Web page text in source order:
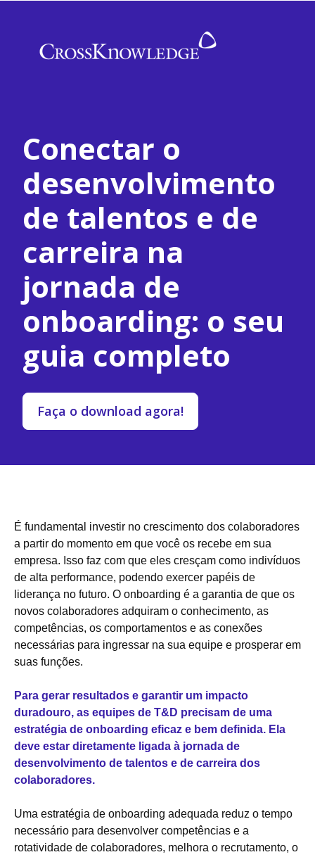
Conectar o
desenvolvimento
de talentos e de
carreira na
jornada de
onboarding: o seu
guia completo
Faça o download agora!
É fundamental investir no crescimento dos colaboradores
a partir do momento em que você os recebe em sua
empresa. Isso faz com que eles cresçam como indivíduos
de alta performance, podendo exercer papéis de
liderança no futuro. O onboarding é a garantia de que os
novos colaboradores adquiram o conhecimento, as
competências, os comportamentos e as conexões
necessárias para ingressar na sua equipe e prosperar em
suas funções.
Para gerar resultados e garantir um impacto
duradouro, as equipes de T&D precisam de uma
estratégia de onboarding eficaz e bem definida. Ela
deve estar diretamente ligada à jornada de
desenvolvimento de talentos e de carreira dos
colaboradores.
Uma estratégia de onboarding adequada reduz o tempo
necessário para desenvolver competências e a
rotatividade de colaboradores, melhora o recrutamento, o